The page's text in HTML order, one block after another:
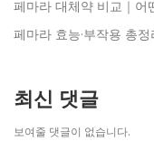
페마라 대체약 비교｜어
페마라 효능·부작용 총
최신 댓글
보여줄 댓글이 없습니다.